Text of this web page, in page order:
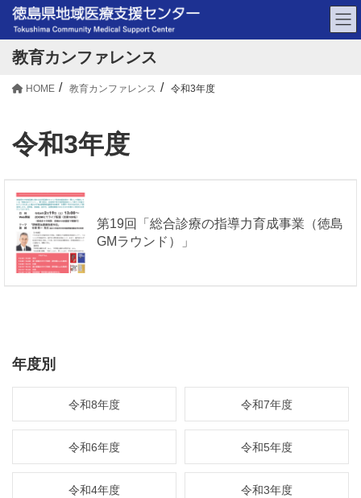
教育カンファレンス
HOME 教育カンファレンス 令和3年度
令和3年度
第19回「総合診療の指導力育成事業（徳島
GMラウンド）」
年度別
令和8年度 令和7年度
令和6年度 令和5年度
令和4年度 令和3年度